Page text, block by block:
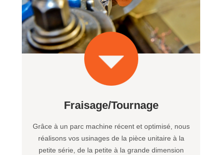
Fraisage/Tournage
Grâce à un parc machine récent et optimisé, nous
réalisons vos usinages de la pièce unitaire à la
petite série, de la petite à la grande dimension